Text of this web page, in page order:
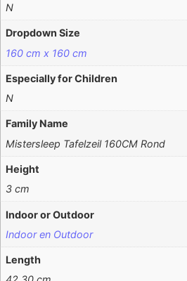
N
Dropdown Size
160 cm x 160 cm
Especially for Children
N
Family Name
Mistersleep Tafelzeil 160CM Rond
Height
3 cm
Indoor or Outdoor
Indoor en Outdoor
Length